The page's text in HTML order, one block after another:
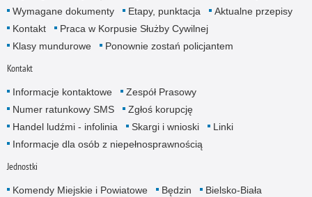
Wymagane dokumenty
Etapy, punktacja
Aktualne przepisy
Kontakt
Praca w Korpusie Służby Cywilnej
Klasy mundurowe
Ponownie zostań policjantem
Kontakt
Informacje kontaktowe
Zespół Prasowy
Numer ratunkowy SMS
Zgłoś korupcję
Handel ludźmi - infolinia
Skargi i wnioski
Linki
Informacje dla osób z niepełnosprawnością
Jednostki
Komendy Miejskie i Powiatowe Będzin
Bielsko-Biała